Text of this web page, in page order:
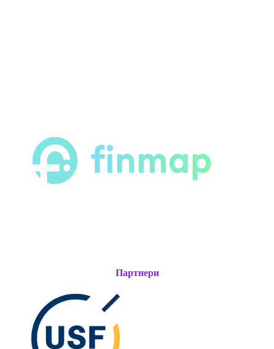
Партнери